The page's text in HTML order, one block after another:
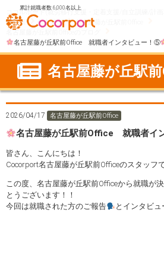
累計就職者数 6,000名以上
ココルポート(就労移行支援・定着支援/自立訓練/計
愛知県
名古屋市
名古屋藤が丘駅前Office
名古屋藤が丘駅前Officeのブログ
名古屋藤が丘駅前Office 就職者インタビュー！⑤
名古屋藤が丘駅
2026/04/17 名古屋藤が丘駅前Office
名古屋藤が丘駅前Office 就職者イ
皆さん、こんにちは！
Cocorport名古屋藤が丘駅前Officeのスタッフ
この度、名古屋藤が丘駅前Officeから就職が
とうございます！！
今回は就職された方のご報告
とインタビュ